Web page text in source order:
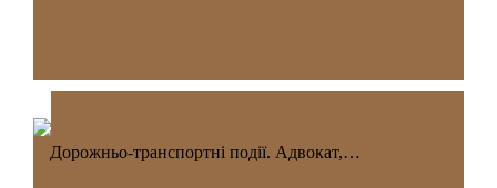
Дорожньо-транспортні події. Адвокат,…